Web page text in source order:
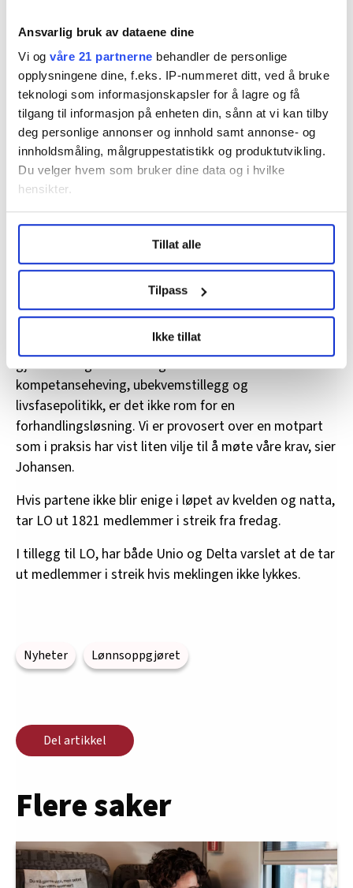
Ansvarlig bruk av dataene dine
Vi og våre 21 partnerne behandler de personlige
opplysningene dine, f.eks. IP-nummeret ditt, ved å bruke
teknologi som informasjonskapsler for å lagre og få
tilgang til informasjon på enheten din, sånn at vi kan tilby
deg personlige annonser og innhold samt annonse- og
innholdsmåling, målgruppestatistikk og produktutvikling.
Du velger hvem som bruker dine data og i hvilke
hensikter.
Undermer infokan du lese om hvordan dine personlige
data behandles og hvordan du kan velge hvordan de skal
brukes. Du kan hele tiden endre eller trekke tilbake ditt
samtykke fra erklæringen om informasjonskapsler.
LO Medias publikasjoner frifagbevegelse.no, hk-nytt.no
og fontene.no bruker informasjonskapsler (cookies) for å
lære hvordan våre nettsider blir brukt slik at vi tilby
relevant innhold, tilpassede annonser og utarbeide
statistikk.
Vi deler bare informasjon om hvordan du bruker
nettstedet med LO Medias egne samarbeidspartnere
innenfor analyse og annonsering. Disse er angitt i
oversikten lengre ned på denne siden.
Tillat alle
Tilpass
Ikke tillat
rettigheter som tidligere er kjempet fram blir svekket.
– Det blir streik fredag hvis de (KS red.anm.) ikke
legger bort et krav vi aldri kommer til å være med på,
sa hun til VG tirsdag denne uka.
Oslo
Også LO Kommune Oslo brøt forhandlingene 30. april
– Kommunen sto fast på en innretning vi ikke kan
akseptere, og lønnsoppgjøret går derfor til mekling, sa
forhandlingsleder i LO Kommune Oslo, Per Egil
– Når kommunen insisterer på prosenttillegg med pott
til lokale forhandlinger, samtidig som vi ikke får
gjennomslag for de viktigste kravene våre om
kompetanseheving, ubekvemstillegg og
livsfasepolitikk, er det ikke rom for en
forhandlingsløsning. Vi er provosert over en motpart
som i praksis har vist liten vilje til å møte våre krav, sier
Johansen.
Hvis partene ikke blir enige i løpet av kvelden og natta,
tar LO ut 1821 medlemmer i streik fra fredag.
I tillegg til LO, har både Unio og Delta varslet at de tar
ut medlemmer i streik hvis meklingen ikke lykkes.
Nyheter Lønnsoppgjøret
Del artikkel
Flere saker